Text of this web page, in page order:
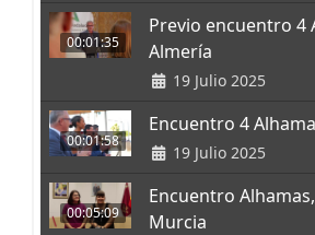
00:01:35
Previo encuentro 4
Almería
19 Julio 2025
00:01:58
Encuentro 4
19 Julio 2025
00:05:09
Encuentro
Murcia